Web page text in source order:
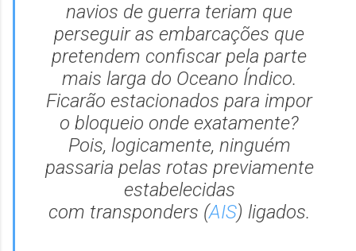
navios de guerra teriam que
perseguir as embarcações que
pretendem confiscar pela parte
mais larga do Oceano Índico.
Ficarão estacionados para impor
o bloqueio onde exatamente?
Pois, logicamente, ninguém
passaria pelas rotas previamente
estabelecidas
com transponders (AIS) ligados.